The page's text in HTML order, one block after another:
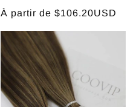
des
Prix
À partir de $106.20USD